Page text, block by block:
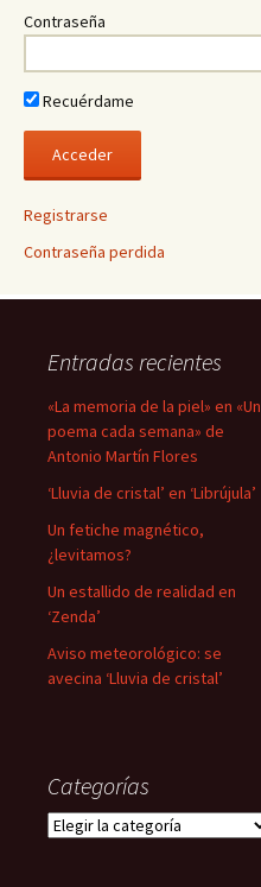
Contraseña
Recuérdame
Registrarse
Contraseña perdida
Entradas recientes
«La memoria de la piel» en «Un
poema cada semana» de
Antonio Martín Flores
‘Lluvia de cristal’ en ‘Librújula’
Un fetiche magnético,
¿levitamos?
Un estallido de realidad en
‘Zenda’
Aviso meteorológico: se
avecina ‘Lluvia de cristal’
Categorías
Categorías